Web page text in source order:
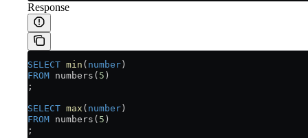
Response
SELECT min ( number)
FROM numbers( 5 )
;
SELECT max ( number)
FROM numbers( 5 )
;